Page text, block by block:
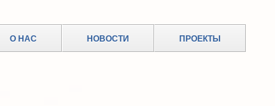
О НАС НОВОСТИ ПРОЕКТЫ